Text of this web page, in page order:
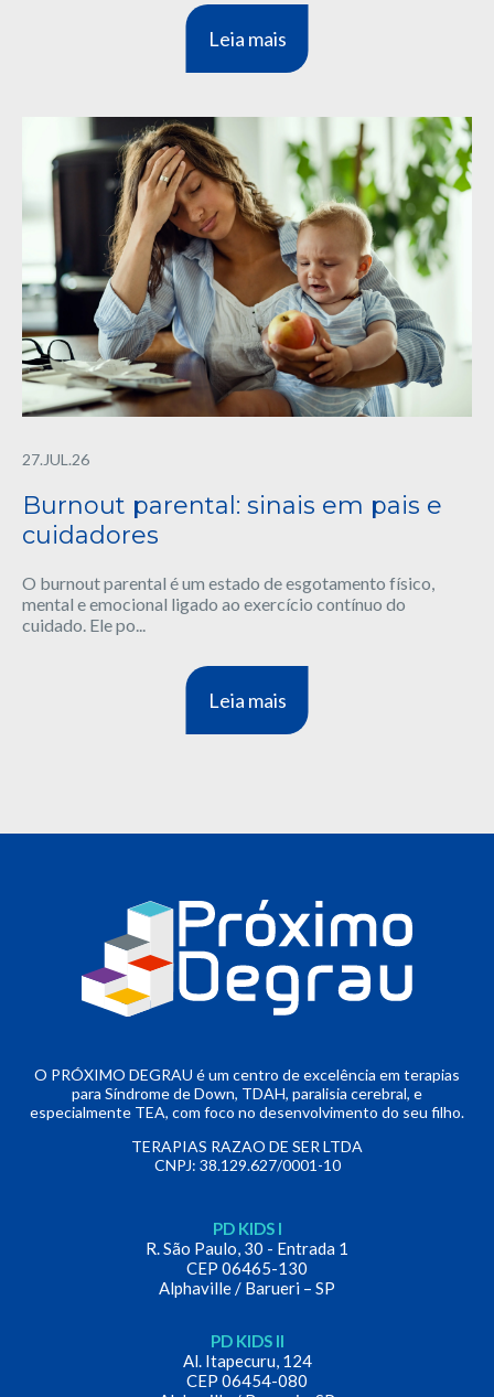
Leia mais
27.JUL.26
Burnout parental: sinais em pais e
cuidadores
O burnout parental é um estado de esgotamento físico,
mental e emocional ligado ao exercício contínuo do
cuidado. Ele po...
Leia mais
O PRÓXIMO DEGRAU é um centro de excelência em terapias
para Síndrome de Down, TDAH, paralisia cerebral, e
especialmente TEA, com foco no desenvolvimento do seu filho.
TERAPIAS RAZAO DE SER LTDA
CNPJ: 38.129.627/0001-10
PD KIDS I
R. São Paulo, 30 - Entrada 1
CEP 06465-130
Alphaville / Barueri – SP
PD KIDS II
Al. Itapecuru, 124
CEP 06454-080